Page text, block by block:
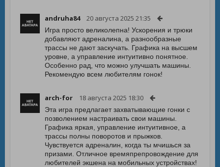
andruha84 20 августа 2025 21:35
Игра просто великолепна! Ускорения и трюки
добавляют адреналина, а разнообразные
трассы не дают заскучать. Графика на высшем
уровне, а управление интуитивно понятное.
Особенно рад, что можно улучшать машины.
Рекомендую всем любителям гонок!
arch-for 18 августа 2025 18:30
Эта игра предлагает захватывающие гонки с
позволением настраивать свои машины.
Графика яркая, управление интуитивное, а
трассы полны поворотов и прыжков.
Чувствуется адреналин, когда ты мчишься за
призами. Отличное времяпрепровождение для
любителей экшена на мобильных устройствах!